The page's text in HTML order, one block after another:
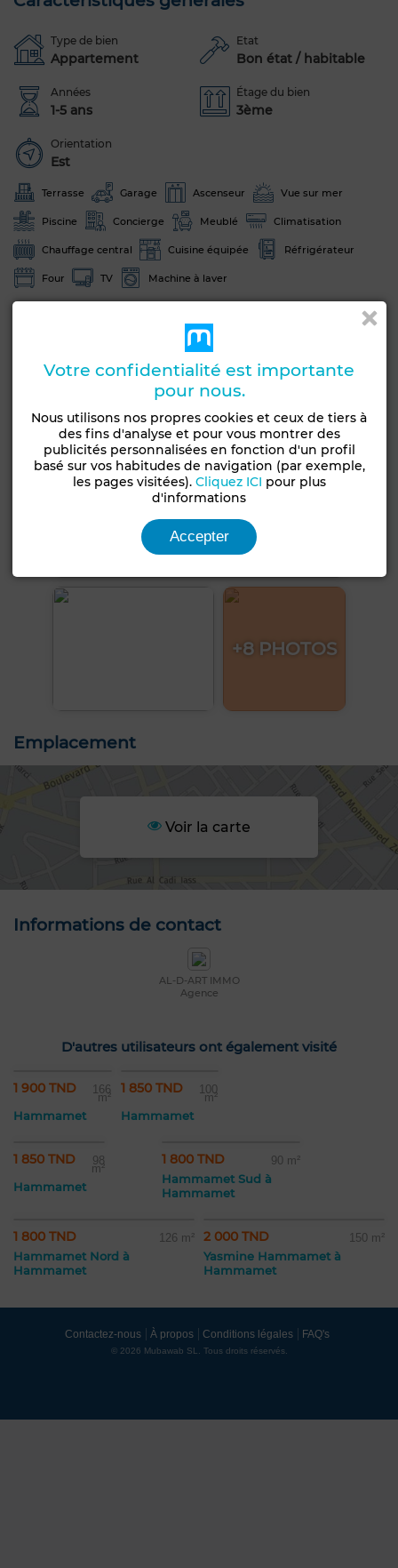
Type de bien
Appartement
Etat
Bon état / habitable
Années
1-5 ans
Étage du bien
3ème
Orientation
Est
Terrasse Garage Ascenseur Vue sur mer
Piscine Concierge Meublé Climatisation
Chauffage central Cuisine équipée Réfrigérateur
Four TV Machine à laver
+8 PHOTOS
Emplacement
Voir la carte
Informations de contact
AL-D-ART IMMO
Agence
D'autres utilisateurs ont également visité
1 900 TND 166
m²
Hammamet
1 850 TND 100
m²
Hammamet
1 850 TND 98
m²
Hammamet
1 800 TND 90 m²
Hammamet Sud à
Hammamet
1 800 TND 126 m²
Hammamet Nord à
Hammamet
2 000 TND 150 m²
Yasmine Hammamet à
Hammamet
Contactez-nous À propos Conditions légales FAQ's
© 2026 Mubawab SL. Tous droits réservés.
Votre confidentialité est importante
pour nous.
Nous utilisons nos propres cookies et ceux de tiers à
des fins d'analyse et pour vous montrer des
publicités personnalisées en fonction d'un profil
basé sur vos habitudes de navigation (par exemple,
les pages visitées). Cliquez ICI pour plus
d'informations
Accepter